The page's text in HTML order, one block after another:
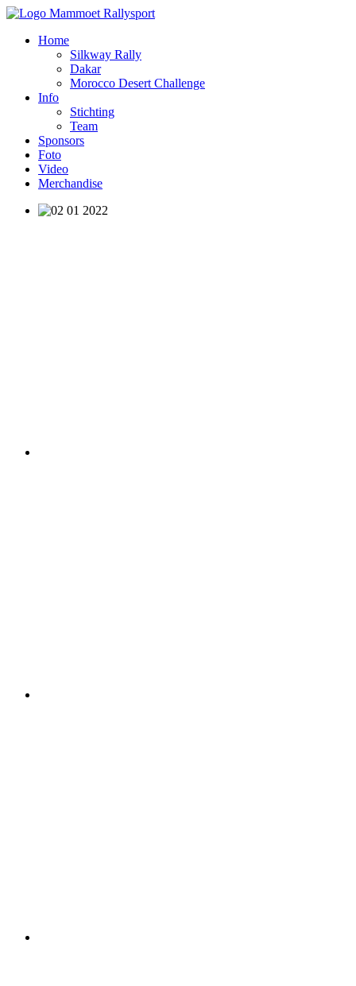
Home
Silkway Rally
Dakar
Morocco Desert Challenge
Info
Stichting
Team
Sponsors
Foto
Video
Merchandise